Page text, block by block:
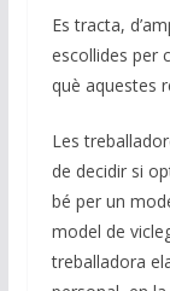
Es tracta,
escollides per
què aquestes
Les
de decidir si
bé per un
model de
treballadora